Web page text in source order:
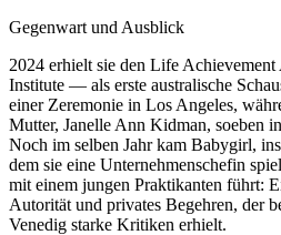
Gegenwart und Ausblick
2024 erhielt sie den Life
Institute — als erste australische
einer Zeremonie in Los Angeles,
Mutter, Janelle Ann Kidman, soeben
Noch im selben Jahr kam Babygirl,
dem sie eine Unternehmenschefin
mit einem jungen Praktikanten führt:
Autorität und privates Begehren, der
Venedig starke Kritiken erhielt.